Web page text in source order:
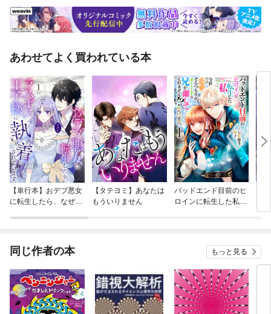
あわせてよく買われている本
【単行本】おデブ悪女
に転生したら、なぜか
【タテヨミ】あなたは
もういりません
バッドエンド目前のヒ
ロインに転生した私、
同じ作者の本 もっと見る